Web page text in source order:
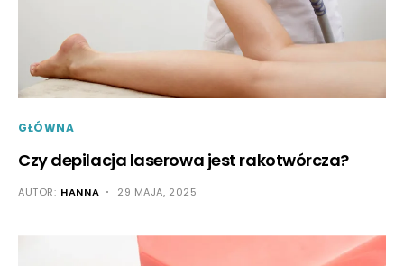
GŁÓWNA
Czy depilacja laserowa jest rakotwórcza?
AUTOR: HANNA 29 MAJA, 2025